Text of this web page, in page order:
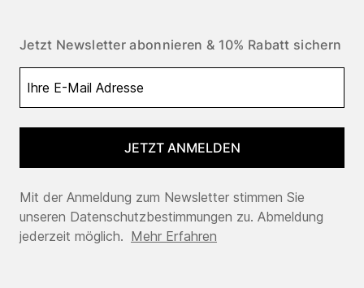
Jetzt Newsletter abonnieren & 10% Rabatt sichern
JETZT ANMELDEN
Mit der Anmeldung zum Newsletter stimmen Sie
unseren Datenschutzbestimmungen zu. Abmeldung
jederzeit möglich. Mehr Erfahren